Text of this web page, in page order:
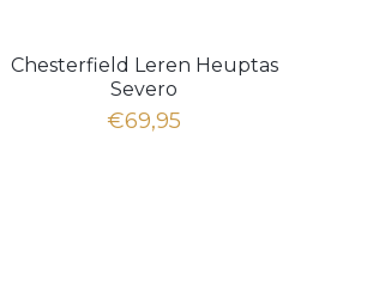
Chesterfield Leren Heuptas
Severo
€69,95